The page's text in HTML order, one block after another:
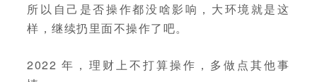
所以自己是否操作都没啥影响，大环境就是这
样，继续扔里面不操作了吧。
2022 年，理财上不打算操作，多做点其他事